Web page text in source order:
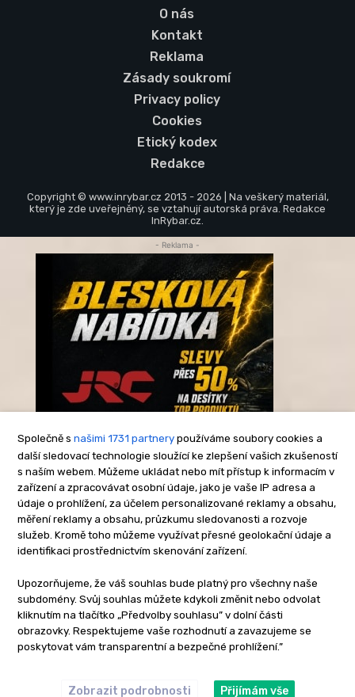
O nás
Kontakt
Reklama
Zásady soukromí
Privacy policy
Cookies
Etický kodex
Redakce
Copyright © www.inrybar.cz 2013 - 2026 | Na veškerý materiál,
který je zde uveřejněný, se vztahují autorská práva. Redakce
InRybar.cz.
Společně s našimi 1731 partnery používáme soubory cookies a
další sledovací technologie sloužící ke zlepšení vašich zkušeností
s naším webem. Můžeme ukládat nebo mít přístup k informacím v
zařízení a zpracovávat osobní údaje, jako je vaše IP adresa a
údaje o prohlížení, za účelem personalizované reklamy a obsahu,
měření reklamy a obsahu, průzkumu sledovanosti a rozvoje
služeb. Kromě toho můžeme využívat přesné geolokační údaje a
identifikaci prostřednictvím skenování zařízení.
Upozorňujeme, že váš souhlas bude platný pro všechny naše
subdomény. Svůj souhlas můžete kdykoli změnit nebo odvolat
kliknutím na tlačítko „Předvolby souhlasu” v dolní části
obrazovky. Respektujeme vaše rozhodnutí a zavazujeme se
poskytovat vám transparentní a bezpečné prohlížení.”
Zobrazit podrobnosti Přijímám vše
- Reklama -
-Reklama-